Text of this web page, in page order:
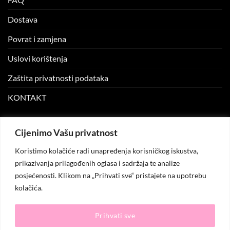
Cijenimo Vašu privatnost
Koristimo kolačiće radi unapređenja korisničkog iskustva,
prikazivanja prilagođenih oglasa i sadržaja te analize
posjećenosti. Klikom na „Prihvati sve“ pristajete na upotrebu
kolačića.
Prihvati sve
Dostava
Povrat i zamjena
Uslovi korištenja
Zaštita privatnosti podataka
KONTAKT
Moj nalog
Moje narudžbe